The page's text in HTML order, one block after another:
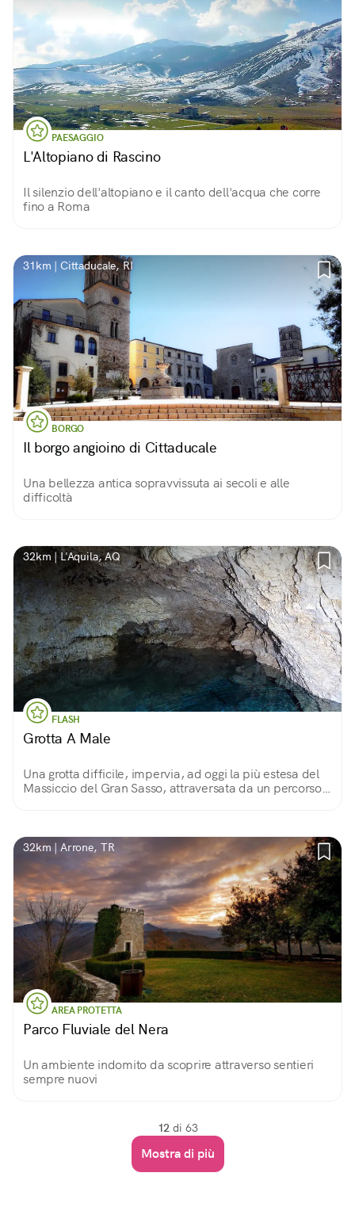
PAESAGGIO
L'Altopiano di Rascino
Il silenzio dell'altopiano e il canto dell'acqua che corre
fino a Roma
31km | Cittaducale, RI
BORGO
Il borgo angioino di Cittaducale
Una bellezza antica sopravvissuta ai secoli e alle
difficoltà
32km | L'Aquila, AQ
FLASH
Grotta A Male
Una grotta difficile, impervia, ad oggi la più estesa del
Massiccio del Gran Sasso, attraversata da un percorso
32km | Arrone, TR
AREA PROTETTA
Parco Fluviale del Nera
Un ambiente indomito da scoprire attraverso sentieri
sempre nuovi
12 di 63
Mostra di più